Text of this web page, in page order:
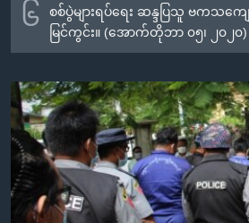
၆
စစ်ပွဲများရပ်ရေး ဆန္ဒပြသူ ဗကသကျ
မြင်ကွင်း။ (အောက်တိုဘာ ၀၅၊ ၂၀၂၀)